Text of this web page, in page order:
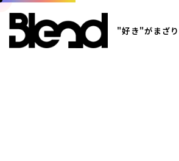
"好き"がまざり